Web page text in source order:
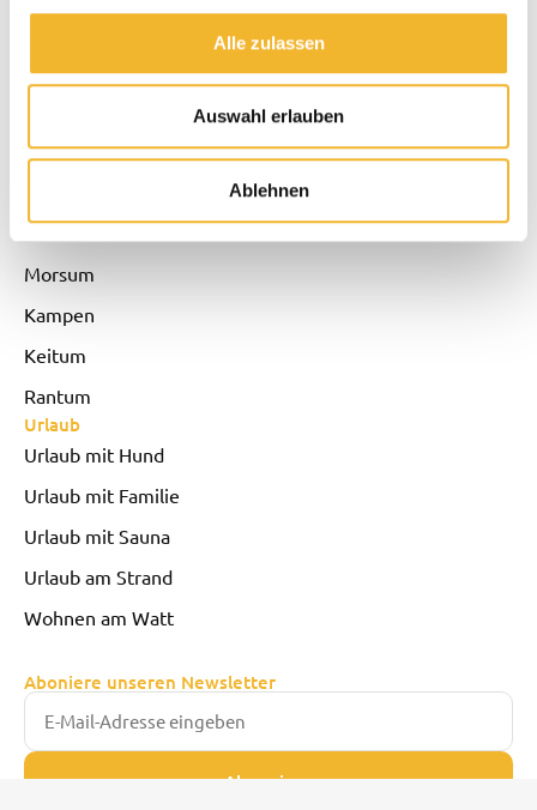
Alle zulassen
Auswahl erlauben
Ablehnen
Blog
Versicherungsvertrag widerrufen
Wenningstedt
Munkmarsch
Morsum
Kampen
Keitum
Rantum
Urlaub
Urlaub mit Hund
Urlaub mit Familie
Urlaub mit Sauna
Urlaub am Strand
Wohnen am Watt
Aboniere unseren Newsletter